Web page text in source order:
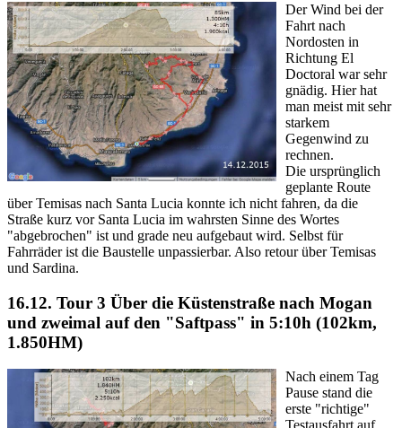
Der Wind bei der
Fahrt nach
Nordosten in
Richtung El
Doctoral war sehr
gnädig. Hier hat
man meist mit sehr
starkem
Gegenwind zu
rechnen.
Die ursprünglich
geplante Route
über Temisas nach Santa Lucia konnte ich nicht fahren, da die
Straße kurz vor Santa Lucia im wahrsten Sinne des Wortes
"abgebrochen" ist und grade neu aufgebaut wird. Selbst für
Fahrräder ist die Baustelle unpassierbar. Also retour über Temisas
und Sardina.
16.12. Tour 3 Über die Küstenstraße nach Mogan
und zweimal auf den "Saftpass" in 5:10h (102km,
1.850HM)
Nach einem Tag
Pause stand die
erste "richtige"